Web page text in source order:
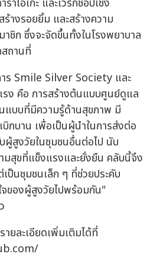
างรอยยิ้ม และสร้างความ
ชิก ซึ่งจะจัดขึ้นทั้งในโรงพยาบาล
ถานที่
ร Smile Silver Society และ
รง คือ การสร้างต้นแบบศูนย์ดูแล
แบบที่มีความรู้ด้านสุขภาพ มี
บิกบาน เพื่อเป็นผู้นำในการส่งต่อ
ผู้สูงวัยในชุมชนอื่นต่อไป นับ
มสุขที่แข็งแรงและยั่งยืน คลับนี้จึง
ป็นชุมชนเล็ก ๆ ที่ช่วยประคับ
จของผู้สูงวัยไปพร้อมกัน"
ยละเอียดเพิ่มเติมได้ที่